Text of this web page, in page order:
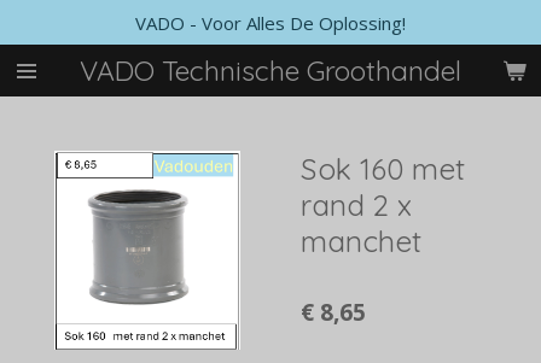
direct
naar
de
VADO Technische Groothandel
VADO - Voor Alles De Oplossing!
Sok 160 met
rand 2 x
manchet
€ 8,65